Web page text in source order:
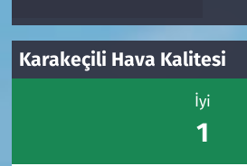
Karakeçili Hava Kalitesi
İyi
1